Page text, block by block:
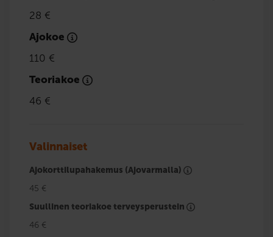
28 €
Ajokoe
110 €
Teoriakoe
46 €
Valinnaiset
Ajokorttilupahakemus (Ajovarmalla)
45 €
Suullinen teoriakoe terveysperustein
46 €